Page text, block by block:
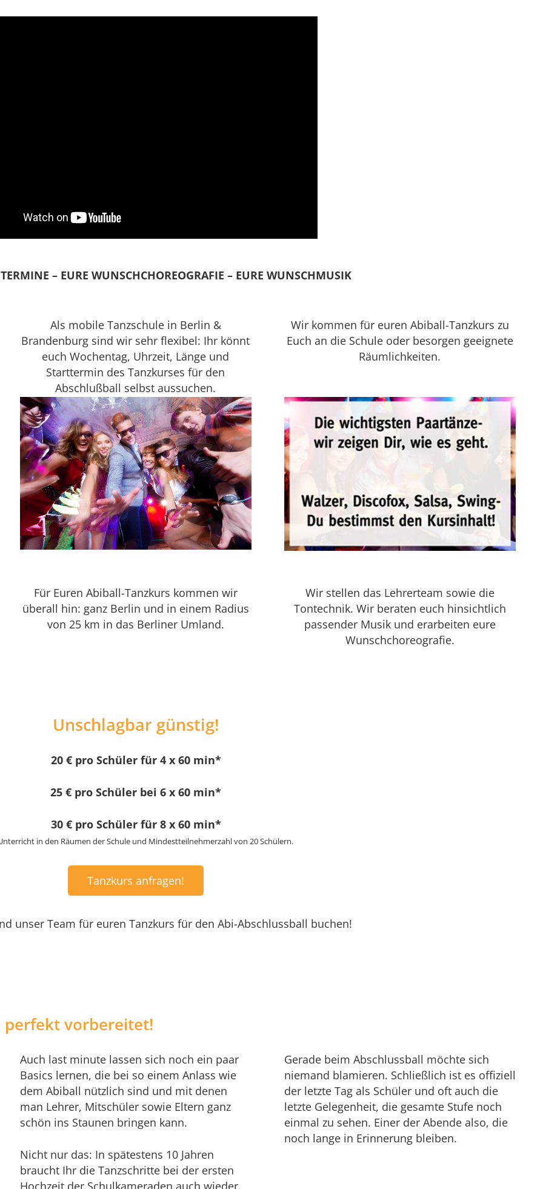
– EURE WUNSCHCHOREOGRAFIE – EURE WUNSCHMUSIK
Als mobile Tanzschule in Berlin &
Brandenburg sind wir sehr flexibel: Ihr könnt
euch Wochentag, Uhrzeit, Länge und
Starttermin des Tanzkurses für den
Abschlußball selbst aussuchen.
Wir kommen für euren Abiball-Tanzkurs zu
Euch an die Schule oder besorgen geeignete
Räumlichkeiten.
Für Euren Abiball-Tanzkurs kommen wir
überall hin: ganz Berlin und in einem Radius
von 25 km in das Berliner Umland.
Wir stellen das Lehrerteam sowie die
Tontechnik. Wir beraten euch hinsichtlich
passender Musik und erarbeiten eure
Wunschchoreografie.
Unschlagbar günstig!
20 € pro Schüler für 4 x 60 min*
25 € pro Schüler bei 6 x 60 min*
30 € pro Schüler für 8 x 60 min*
in den Räumen der Schule und Mindestteilnehmerzahl von 20 Schülern.
Tanzkurs anfragen!
unser Team für euren Tanzkurs für den Abi-Abschlussball buchen!
perfekt vorbereitet!
Auch last minute lassen sich noch ein paar
Basics lernen, die bei so einem Anlass wie
dem Abiball nützlich sind und mit denen
man Lehrer, Mitschüler sowie Eltern ganz
schön ins Staunen bringen kann.
Nicht nur das: In spätestens 10 Jahren
braucht Ihr die Tanzschritte bei der ersten
Hochzeit der Schulkameraden auch wieder.
Gerade beim Abschlussball möchte sich
niemand blamieren. Schließlich ist es offiziell
der letzte Tag als Schüler und oft auch die
letzte Gelegenheit, die gesamte Stufe noch
einmal zu sehen. Einer der Abende also, die
noch lange in Erinnerung bleiben.